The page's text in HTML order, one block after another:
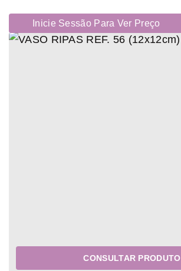
Inicie Sessão Para Ver Preço
CONSULTAR PRODUTO